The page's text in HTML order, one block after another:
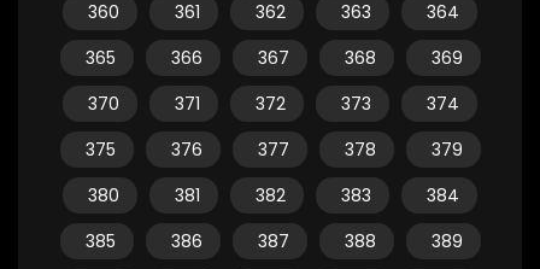
360
361 362 363
364
365
366 367 368
369
370
371 372 373
374
375
376 377 378
379
380
381 382 383
384
385
386 387 388
389